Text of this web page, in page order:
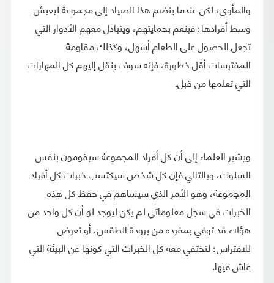
والمأوى، لكن عندما ينضم هذا الصياد إلى مجموعة ليعيش
وسط أفرادها؛ فينعم بحمايتهم، ويتبادل معهم الأدوار التي
تجعل الحصول على الطعام أسهل، وكذلك مقاومة
المفترسات أقل خطورة، فإنه سوف ينقل إليهم كل المهارات
التي تعلمها من قبل.
ويشير العلماء إلى أن كل أفراد المجموعة سيقومون بنفس
السلوك، وبالتالي فإن كل شخص سيكتسب خبرات كل أفراد
المجموعة، وهو الأمر الذي سيساهم في حفظ كل هذه
الخبرات في سجل معلوماتي لم يكن ليوجد لو أن كل واحد من
هؤلاء قد توفي بمفرده من برودة الطقس، أو تعرض
للافتراس؛ لتختفي معه كل الخبرات التي كونها عن البيئة التي
عاش فيها.